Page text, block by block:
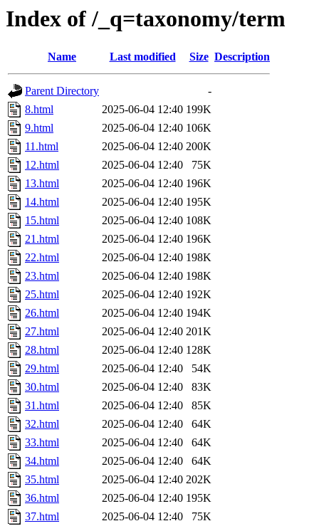
Index of /_q=taxonomy/term
Name Last modified Size Description
Parent Directory
-
8.html
2025-06-04 12:40 199K
9.html
2025-06-04 12:40 106K
11.html
2025-06-04 12:40 200K
12.html
2025-06-04 12:40
75K
13.html
2025-06-04 12:40 196K
14.html
2025-06-04 12:40 195K
15.html
2025-06-04 12:40 108K
21.html
2025-06-04 12:40 196K
22.html
2025-06-04 12:40 198K
23.html
2025-06-04 12:40 198K
25.html
2025-06-04 12:40 192K
26.html
2025-06-04 12:40 194K
27.html
2025-06-04 12:40 201K
28.html
2025-06-04 12:40 128K
29.html
2025-06-04 12:40
54K
30.html
2025-06-04 12:40
83K
31.html
2025-06-04 12:40
85K
32.html
2025-06-04 12:40
64K
33.html
2025-06-04 12:40
64K
34.html
2025-06-04 12:40
64K
35.html
2025-06-04 12:40 202K
36.html
2025-06-04 12:40 195K
37.html
2025-06-04 12:40
75K